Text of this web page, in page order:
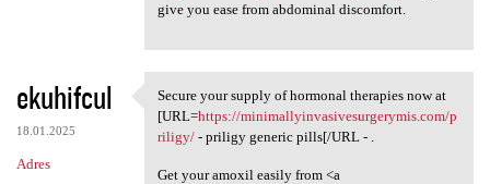
give you ease from abdominal discomfort.
ekuhifcul
18.01.2025
Adres
Secure your supply of
Secure your supply of hormonal therapies now at
[URL=https://minimallyinvasivesurgerymis.com/p
riligy/- priligy generic pills[/URL - .
Get your amoxil easily from <a